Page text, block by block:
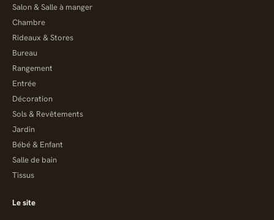
Salon & Salle à manger
Chambre
Rideaux & Stores
Bureau
Rangement
Entrée
Décoration
Sols & Revêtements
Jardin
Bébé & Enfant
Salle de bain
Tissus
Le site